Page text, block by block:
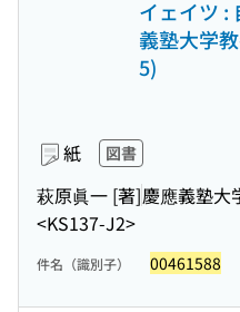
イェイツ :
義塾大学
5)
紙 図書
萩原眞一 [著]慶應義塾大
<KS137-J2>
件名（識別子） 00461588